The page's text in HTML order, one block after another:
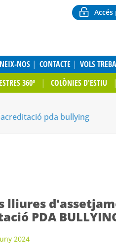
NOS CONTACTE VOLS
360º COLÒNIES D'ESTIU
pda bullying
lliures
PDA
2024